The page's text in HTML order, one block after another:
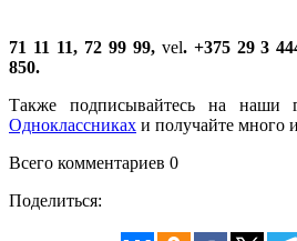
71 11 11, 72 99 99, vel. +375 29 3
850.
Также подписывайтесь на
Одноклассниках и получайте много
Всего комментариев 0
Поделиться: